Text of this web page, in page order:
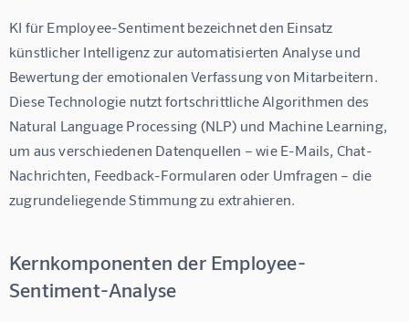
KI für Employee-Sentiment bezeichnet den Einsatz
künstlicher Intelligenz zur automatisierten Analyse und
Bewertung der emotionalen Verfassung von Mitarbeitern.
Diese Technologie nutzt fortschrittliche Algorithmen des
Natural Language Processing (NLP) und Machine Learning,
um aus verschiedenen Datenquellen – wie E-Mails, Chat-
Nachrichten, Feedback-Formularen oder Umfragen – die
zugrundeliegende Stimmung zu extrahieren.
Kernkomponenten der Employee-
Sentiment-Analyse